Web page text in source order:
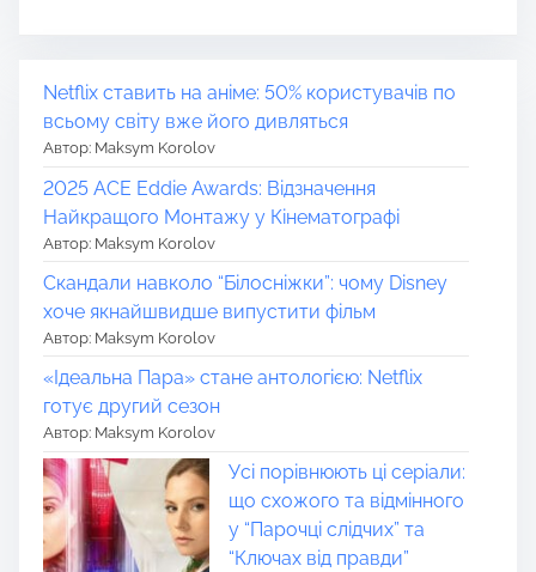
Netflix ставить на аніме: 50% користувачів по
всьому світу вже його дивляться
Автор: Maksym Korolov
2025 ACE Eddie Awards: Відзначення
Найкращого Монтажу у Кінематографі
Автор: Maksym Korolov
Скандали навколо “Білосніжки”: чому Disney
хоче якнайшвидше випустити фільм
Автор: Maksym Korolov
«Ідеальна Пара» стане антологією: Netflix
готує другий сезон
Автор: Maksym Korolov
Усі порівнюють ці серіали:
що схожого та відмінного
у “Парочці слідчих” та
“Ключах від правди”